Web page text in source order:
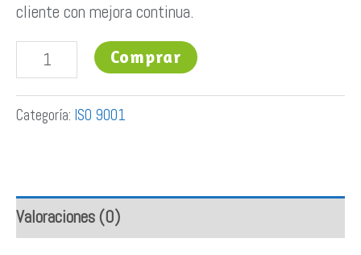
cliente con mejora continua.
Comprar
Categoría: ISO 9001
Valoraciones (0)